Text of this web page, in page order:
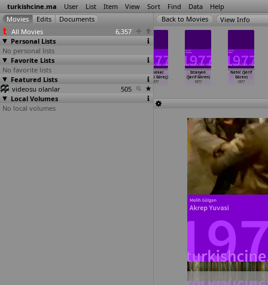
turkishcine.ma User List Item View Sort Find Data Help
All Movies
6,357
Personal Lists
No personal lists
Favorite Lists
No favorite lists
Featured Lists
videosu olanlar
505
Local Volumes
No local volumes
View Info
Affedilmeyen
(Savas Esici)
1977
Tövbekar
(Ertem Göreç)
1977
Istasyon
(Şerif Gören)
1977
Nehir (Şerif
Gören)
1977